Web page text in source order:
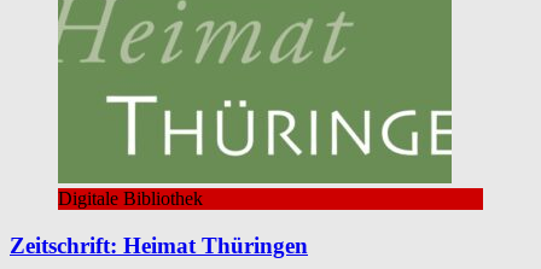
Digitale Bibliothek
Zeitschrift: Heimat Thüringen